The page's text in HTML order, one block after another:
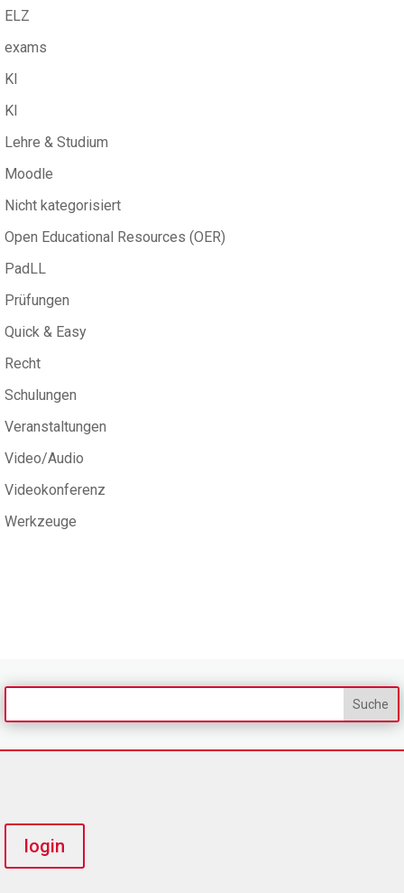
ELZ
exams
KI
KI
Lehre & Studium
Moodle
Nicht kategorisiert
Open Educational Resources (OER)
PadLL
Prüfungen
Quick & Easy
Recht
Schulungen
Veranstaltungen
Video/Audio
Videokonferenz
Werkzeuge
login